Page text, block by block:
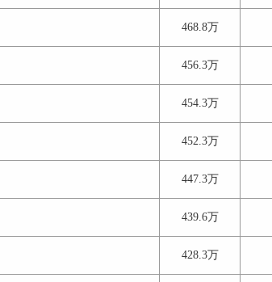
468.8万
456.3万
454.3万
452.3万
447.3万
439.6万
428.3万